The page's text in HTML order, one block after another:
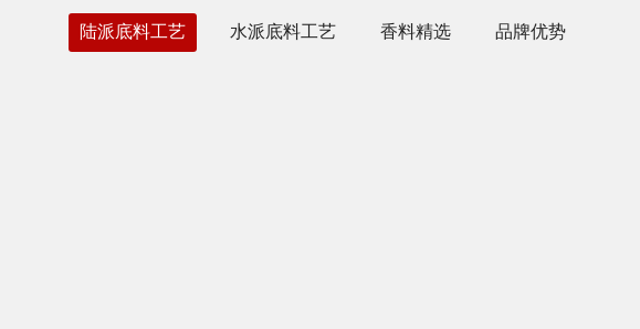
陆派底料工艺 水派底料工艺 香料精选 品牌优势